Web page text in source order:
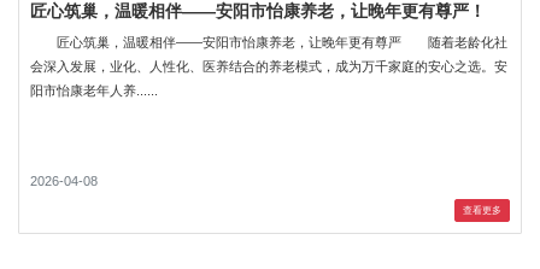
匠心筑巢，温暖相伴——安阳市怡康养老，让晚年更有尊严！
匠心筑巢，温暖相伴——安阳市怡康养老，让晚年更有尊严 随着老龄化社
会深入发展，业化、人性化、医养结合的养老模式，成为万千家庭的安心之选。安
阳市怡康老年人养......
2026-04-08
查看更多